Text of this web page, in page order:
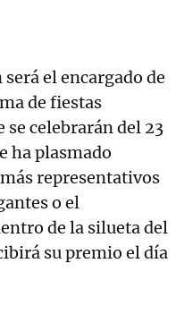
el encargado de
de fiestas
celebrarán del 23
ha plasmado
representativos
o el
de la silueta del
su premio el día